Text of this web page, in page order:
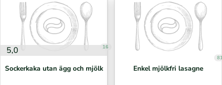
5,0 16
Sockerkaka utan ägg och mjölk Enkel mjölkfri lasagne